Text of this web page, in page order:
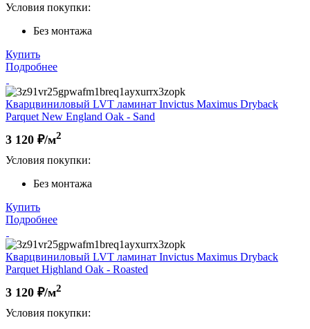
Условия покупки:
Без монтажа
Купить
Подробнее
Кварцвиниловый LVT ламинат Invictus Maximus Dryback
Parquet New England Oak - Sand
3 120 ₽/м2
Условия покупки:
Без монтажа
Купить
Подробнее
Кварцвиниловый LVT ламинат Invictus Maximus Dryback
Parquet Highland Oak - Roasted
3 120 ₽/м2
Условия покупки: